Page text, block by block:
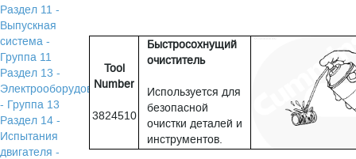
Раздел 11 -
Выпускная
система -
Группа 11
Раздел 13 -
Электрооборудование
- Группа 13
Раздел 14 -
Испытания
двигателя -
Tool
Number
3824510
Быстросохнущий
очиститель
Используется для
безопасной
очистки деталей и
инструментов.